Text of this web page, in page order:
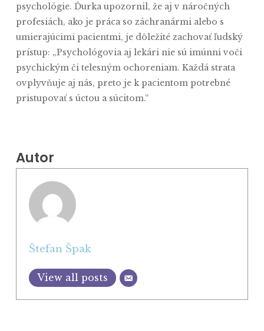
psychológie. Ďurka upozornil, že aj v náročných
profesiách, ako je práca so záchranármi alebo s
umierajúcimi pacientmi, je dôležité zachovať ľudský
prístup: „Psychológovia aj lekári nie sú imúnni voči
psychickým či telesným ochoreniam. Každá strata
ovplyvňuje aj nás, preto je k pacientom potrebné
pristupovať s úctou a súcitom.“
Autor
Štefan Špak
View all posts